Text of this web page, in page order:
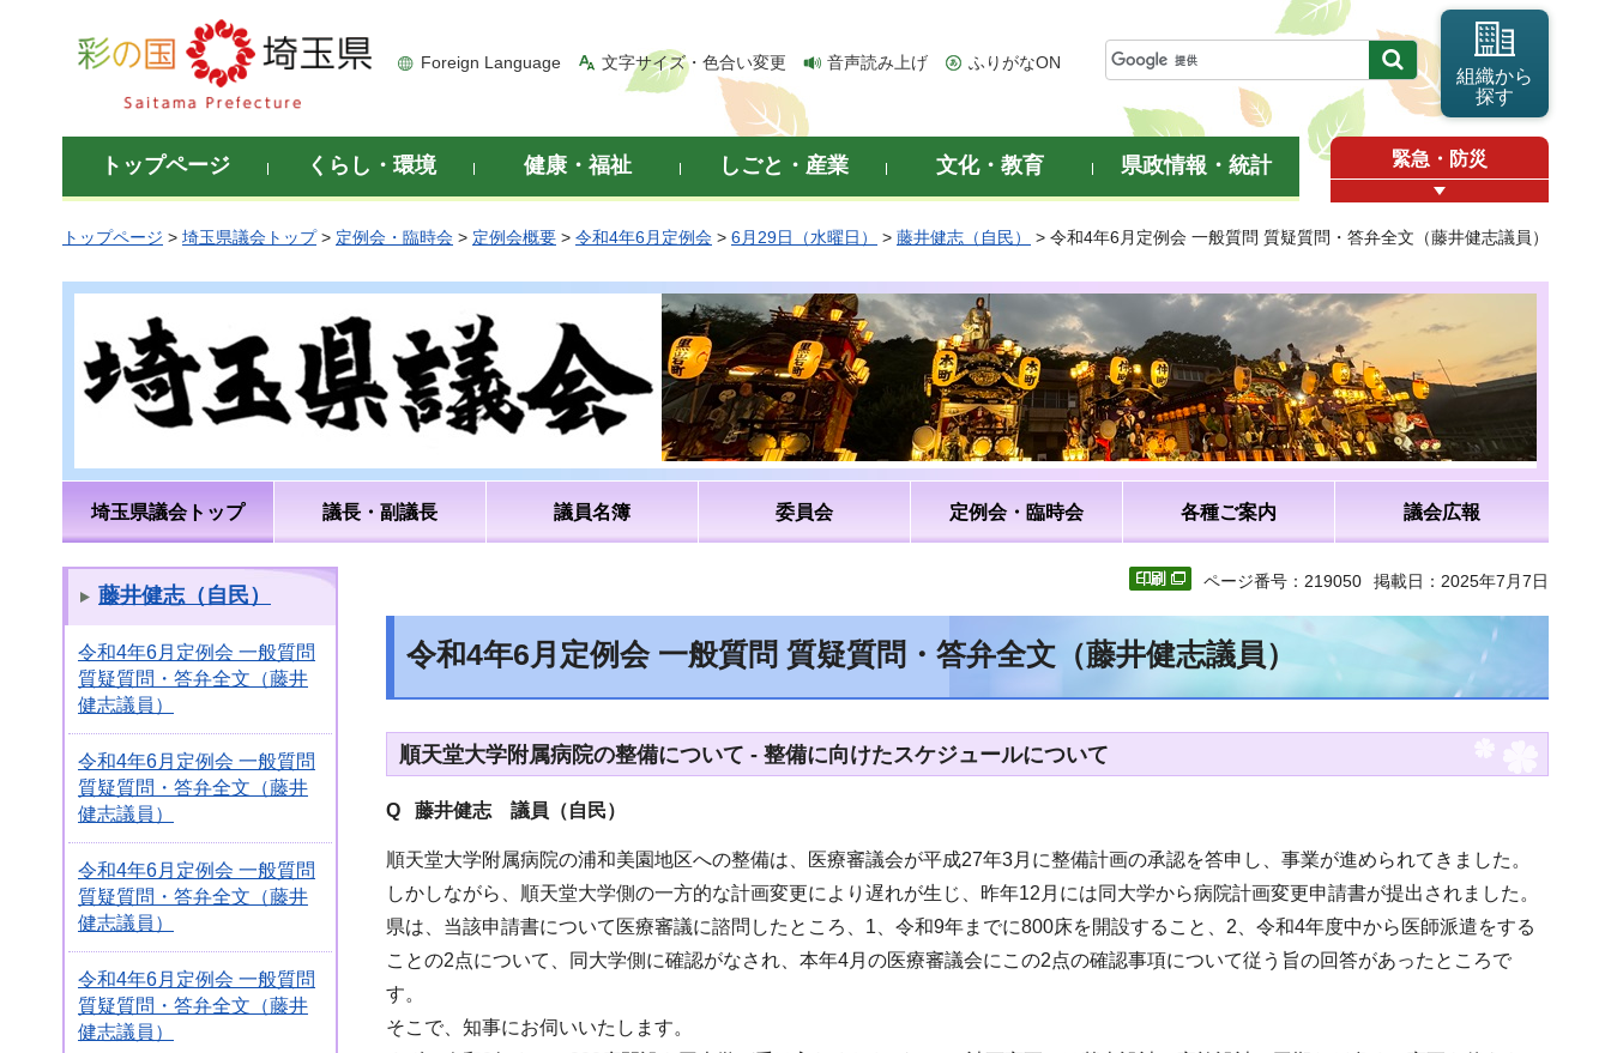
彩の国 埼玉県
Foreign Language 文字サイズ・色合い変更 音声読み上げ ふりがなON
組織から
探す
トップページ くらし・環境 健康・福祉 しごと・産業 文化・教育 県政情報・統計 緊急・防災
トップページ > 埼玉県議会トップ> 定例会・臨時会 > 定例会概要 > 令和4年6月定例会 > 6月29日（水曜日） > 藤井健志（自民） > 令和4年6月定例会 一般質問 質疑質問・答弁全文（藤井健志議員）
埼玉県議会トップ 議長・副議長 議員名簿 委員会 定例会・臨時会 各種ご案内 議会広報
藤井健志（自民）
令和4年6月定例会 一般質問
質疑質問・答弁全文（藤井
健志議員）
令和4年6月定例会 一般質問
質疑質問・答弁全文（藤井
健志議員）
令和4年6月定例会 一般質問
質疑質問・答弁全文（藤井
健志議員）
令和4年6月定例会 一般質問
質疑質問・答弁全文（藤井
健志議員）
ページ番号：219050 掲載日：2025年7月7日
令和4年6月定例会 一般質問 質疑質問・答弁全文（藤井健志議員）
順天堂大学附属病院の整備について - 整備に向けたスケジュールについて
Q 藤井健志 議員（自民）
順天堂大学附属病院の浦和美園地区への整備は、医療審議会が平成27年3月に整備計画の承認を答申し、事業が進められてきました。
しかしながら、順天堂大学側の一方的な計画変更により遅れが生じ、昨年12月には同大学から病院計画変更申請書が提出されました。
県は、当該申請書について医療審議に諮問したところ、1、令和9年までに800床を開設すること、2、令和4年度中から医師派遣をする
ことの2点について、同大学側に確認がなされ、本年4月の医療審議会にこの2点の確認事項について従う旨の回答があったところで
す。
そこで、知事にお伺いいたします。